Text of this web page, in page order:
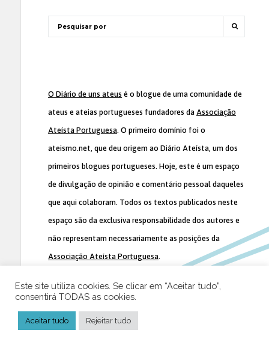
O Diário de uns ateus é o blogue de uma comunidade de
ateus e ateias portugueses fundadores da Associação
Ateísta Portuguesa. O primeiro domínio foi o
ateismo.net, que deu origem ao Diário Ateísta, um dos
primeiros blogues portugueses. Hoje, este é um espaço
de divulgação de opinião e comentário pessoal daqueles
que aqui colaboram. Todos os textos publicados neste
espaço são da exclusiva responsabilidade dos autores e
não representam necessariamente as posições da
Associação Ateísta Portuguesa.
Este site utiliza cookies. Se clicar em “Aceitar tudo”,
consentirá TODAS as cookies.
Aceitar tudo Rejeitar tudo